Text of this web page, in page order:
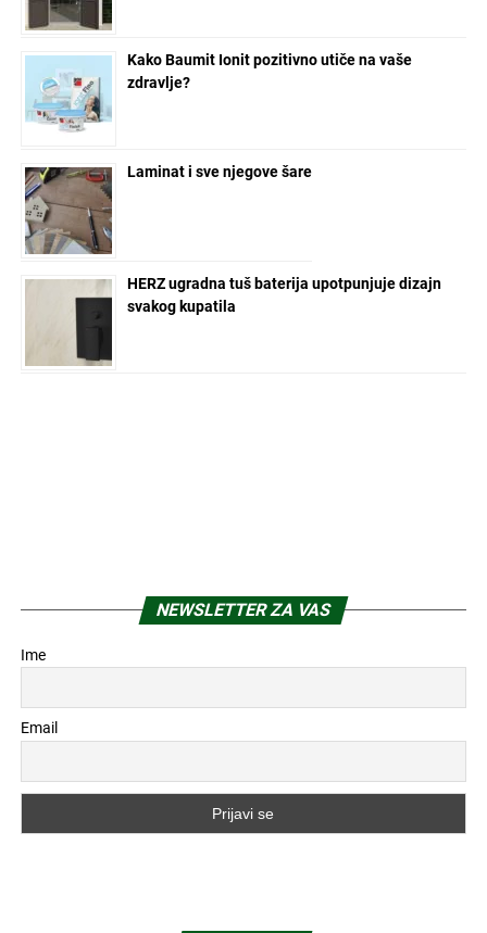
Kako Baumit Ionit pozitivno utiče na vaše
zdravlje?
Laminat i sve njegove šare
HERZ ugradna tuš baterija upotpunjuje dizajn
svakog kupatila
NEWSLETTER ZA VAS
Ime
Email